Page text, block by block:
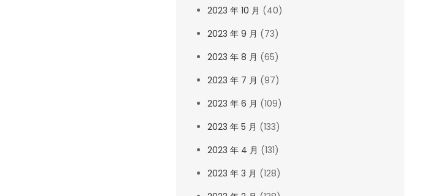
2023 年 10 月 (40)
2023 年 9 月 (73)
2023 年 8 月 (65)
2023 年 7 月 (97)
2023 年 6 月 (109)
2023 年 5 月 (133)
2023 年 4 月 (131)
2023 年 3 月 (128)